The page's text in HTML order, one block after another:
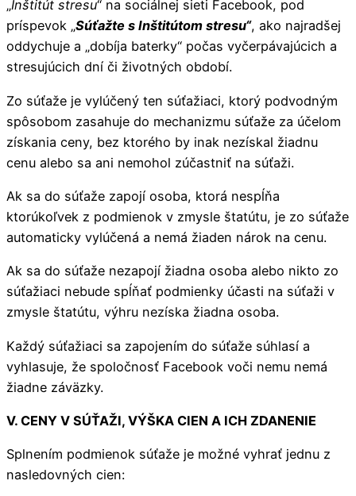
„Inštitút stresu“ na sociálnej sieti Facebook, pod
príspevok „Súťažte s Inštitútom stresu“, ako najradšej
oddychuje a „dobíja baterky“ počas vyčerpávajúcich a
stresujúcich dní či životných období.
Zo súťaže je vylúčený ten súťažiaci, ktorý podvodným
spôsobom zasahuje do mechanizmu súťaže za účelom
získania ceny, bez ktorého by inak nezískal žiadnu
cenu alebo sa ani nemohol zúčastniť na súťaži.
Ak sa do súťaže zapojí osoba, ktorá nespĺňa
ktorúkoľvek z podmienok v zmysle štatútu, je zo súťaže
automaticky vylúčená a nemá žiaden nárok na cenu.
Ak sa do súťaže nezapojí žiadna osoba alebo nikto zo
súťažiaci nebude spĺňať podmienky účasti na súťaži v
zmysle štatútu, výhru nezíska žiadna osoba.
Každý súťažiaci sa zapojením do súťaže súhlasí a
vyhlasuje, že spoločnosť Facebook voči nemu nemá
žiadne záväzky.
V. CENY V SÚŤAŽI, VÝŠKA CIEN A ICH ZDANENIE
Splnením podmienok súťaže je možné vyhrať jednu z
nasledovných cien: